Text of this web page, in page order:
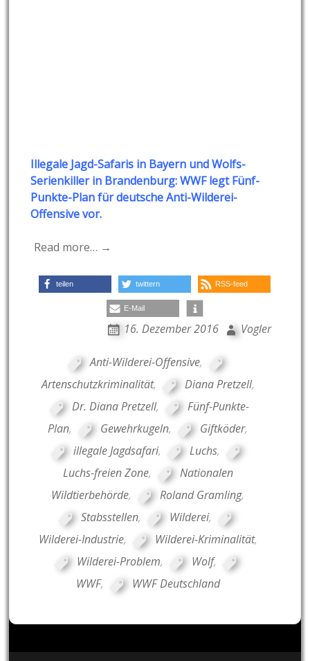
Illegale Jagd-Safaris in Bayern und Wolfs-
Serienkiller in Brandenburg: WWF legt Fünf-
Punkte-Plan für deutsche Anti-Wilderei-
Offensive vor.
Read more… →
teilen twittern RSS-feed
E-Mail
16. Dezember 2016 Vogler
Anti-Wilderei-Offensive,
Artenschutzkriminalität, Diana Pretzell,
Dr. Diana Pretzell,
Fünf-Punkte-
Plan, Gewehrkugeln, Giftköder,
illegale Jagdsafari, Luchs,
Luchs-freien Zone,
Nationalen
Wildtierbehörde, Roland Gramling,
Stabsstellen, Wilderei,
Wilderei-Industrie, Wilderei-Kriminalität,
Wilderei-Problem, Wolf,
WWF, WWF Deutschland